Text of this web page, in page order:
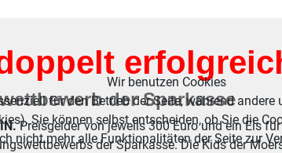
der Sparkasse
Preisgelder von jeweils 300 Euro und ein Eis
der Sparkasse. Die Kids der
Wir benutzen Cookies
für den Betrieb der Seite, während andere
Sie können selbst entscheiden, ob Sie die
nicht mehr alle Funktionalitäten der Seite zur